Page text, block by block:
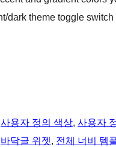
dark theme toggle
사용자 정의 색상, 사용자
바닥글 위젯, 전체 너비 템